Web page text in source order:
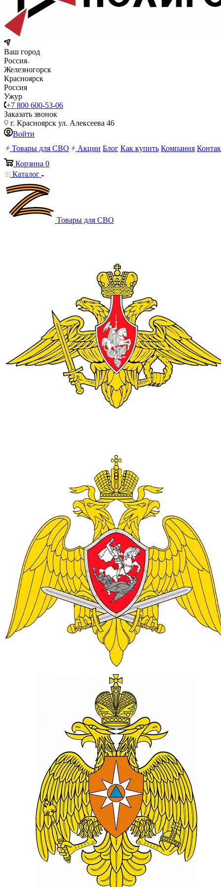
Ваш город
Россия
Железногорск
Красноярск
Россия
Ужур
+7 800 600-53-06
Заказать звонок
г. Красноярск ул. Алексеева 46
Войти
Товары для СВО
Акции Блог Как купить Компания
Корзина 0
Каталог
Товары для СВО